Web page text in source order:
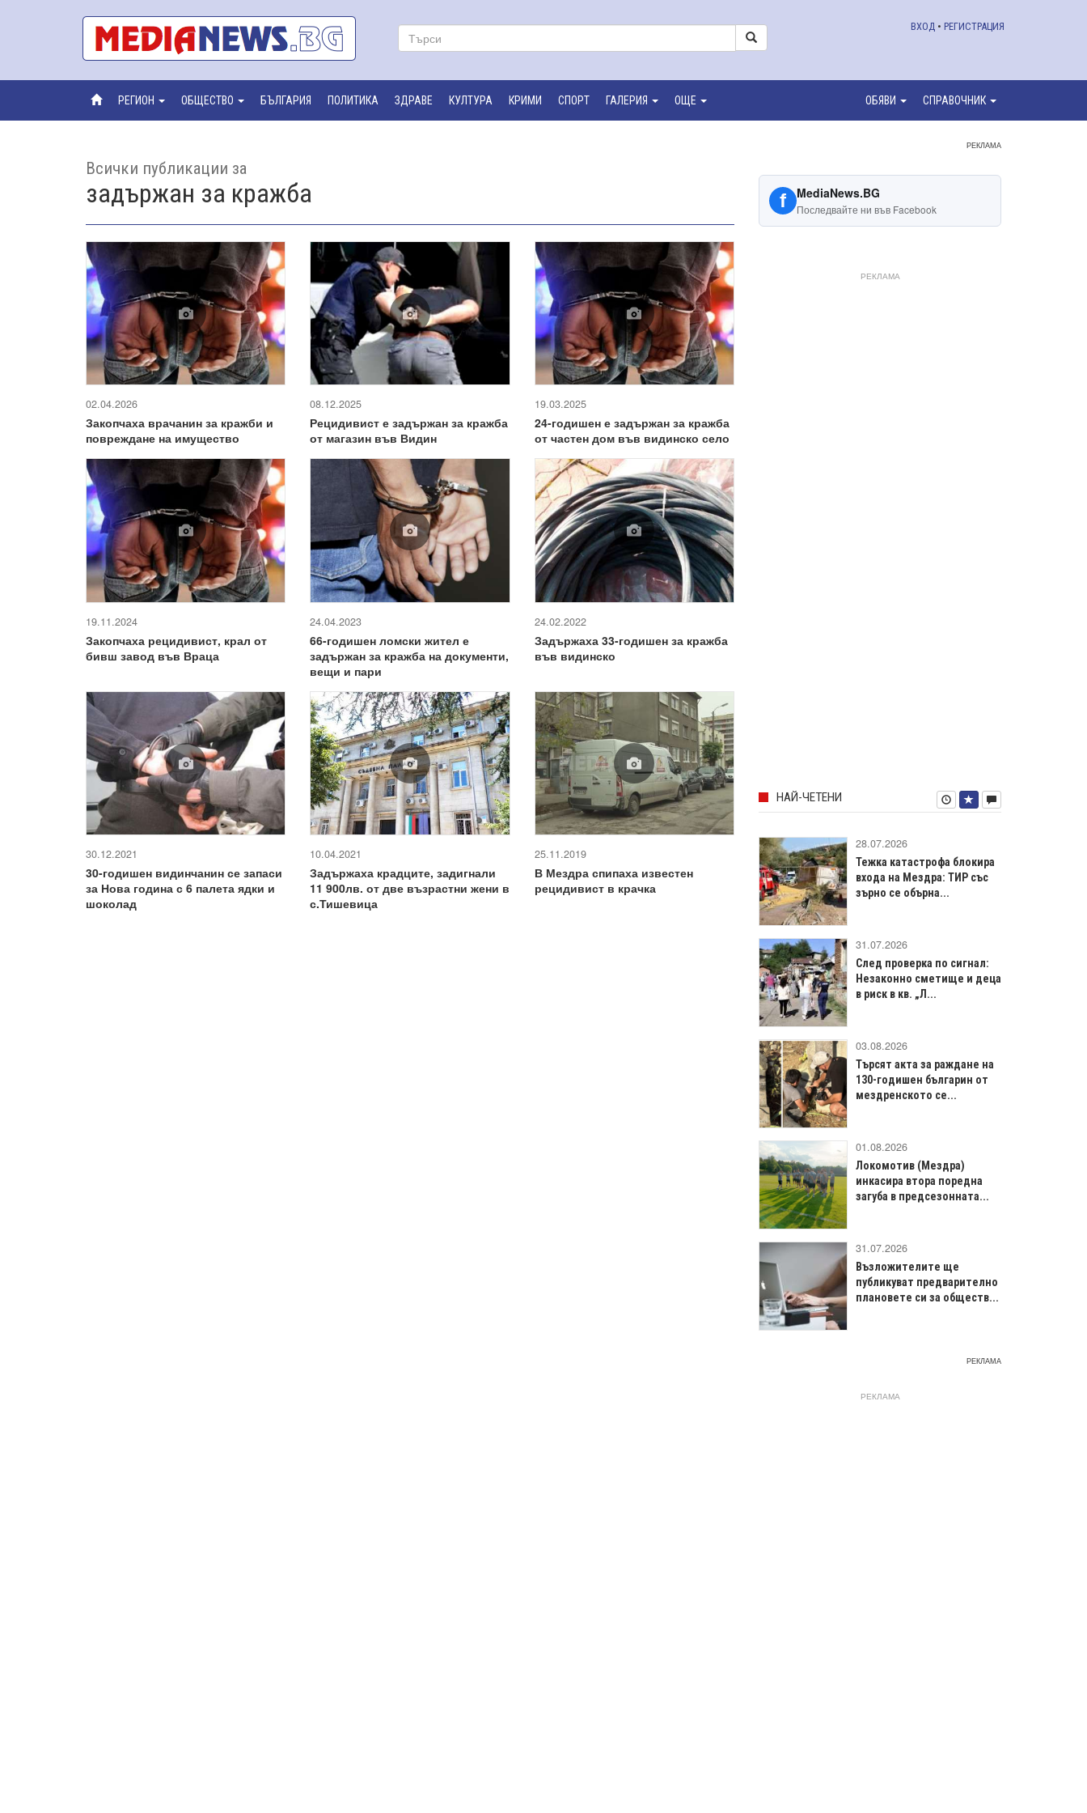
ВХОД • РЕГИСТРАЦИЯ
РЕГИОН ОБЩЕСТВО БЪЛГАРИЯ ПОЛИТИКА ЗДРАВЕ КУЛТУРА КРИМИ СПОРТ ГАЛЕРИЯ ОЩЕ ОБЯВИ СПРАВОЧНИК
Всички публикации за
задържан за кражба
02.04.2026
Закопчаха врачанин за кражби и
повреждане на имущество
08.12.2025
Рецидивист е задържан за кражба
от магазин във Видин
19.03.2025
24-годишен е задържан за кражба
от частен дом във видинско село
19.11.2024
Закопчаха рецидивист, крал от
бивш завод във Враца
24.04.2023
66-годишен ломски жител е
задържан за кражба на документи,
вещи и пари
24.02.2022
Задържаха 33-годишен за кражба
във видинско
30.12.2021
30-годишен видинчанин се запаси
за Нова година с 6 палета ядки и
шоколад
10.04.2021
Задържаха крадците, задигнали
11 900лв. от две възрастни жени в
с.Тишевица
25.11.2019
В Мездра спипаха известен
рецидивист в крачка
РЕКЛАМА
f MediaNews.BG
Последвайте ни във Facebook
РЕКЛАМА
НАЙ-ЧЕТЕНИ
28.07.2026
Тежка катастрофа блокира
входа на Мездра: ТИР със
зърно се обърна...
31.07.2026
След проверка по сигнал:
Незаконно сметище и деца
в риск в кв. „Л...
03.08.2026
Търсят акта за раждане на
130-годишен българин от
мездренското се...
01.08.2026
Локомотив (Мездра)
инкасира втора поредна
загуба в предсезонната...
31.07.2026
Възложителите ще
публикуват предварително
плановете си за обществ...
РЕКЛАМА
РЕКЛАМА